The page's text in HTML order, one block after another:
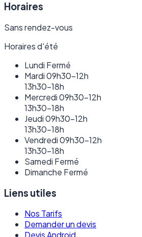
Horaires
Sans rendez-vous
Horaires d'été
Lundi Fermé
Mardi09h30–12h
13h30–18h
Mercredi09h30–12h
13h30–18h
Jeudi09h30–12h
13h30–18h
Vendredi09h30–12h
13h30–18h
Samedi Fermé
Dimanche Fermé
Liens utiles
Nos Tarifs
Demander un devis